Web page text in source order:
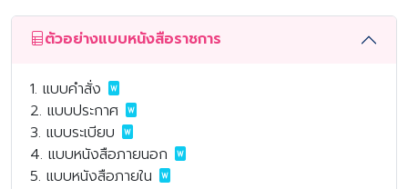
ตัวอย่างแบบหนังสือราชการ
1. แบบคำสั่ง
2. แบบประกาศ
3. แบบระเบียบ
4. แบบหนังสือภายนอก
5. แบบหนังสือภายใน